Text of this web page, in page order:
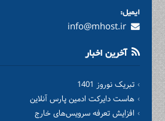
ایمیل:
info@mhost.ir
آخرین اخبار
تبریک نوروز 1401
هاست دایرکت ادمین پارس آنلاین
افزایش تعرفه سرویس‌های خارج